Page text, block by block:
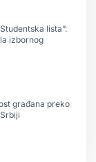
lista”:
izbornog
građana preko